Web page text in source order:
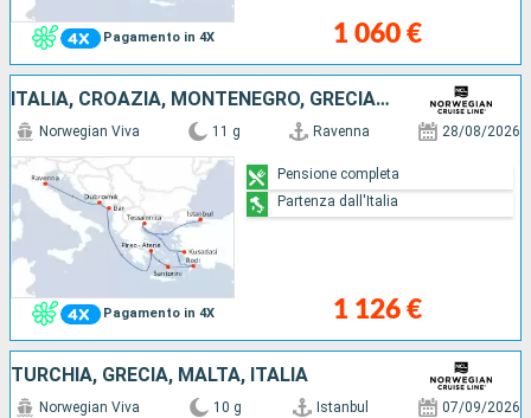
Pagamento in 4X 1 060 €
ITALIA, CROAZIA, MONTENEGRO, GRECIA, TURCHIA
Pagamento in 4X
Norwegian Viva 11 g Ravenna 28/08/2026
1 126 €
Pensione completa
Partenza dall'Italia
TURCHIA, GRECIA, MALTA, ITALIA
Norwegian Viva 10 g Istanbul 07/09/2026